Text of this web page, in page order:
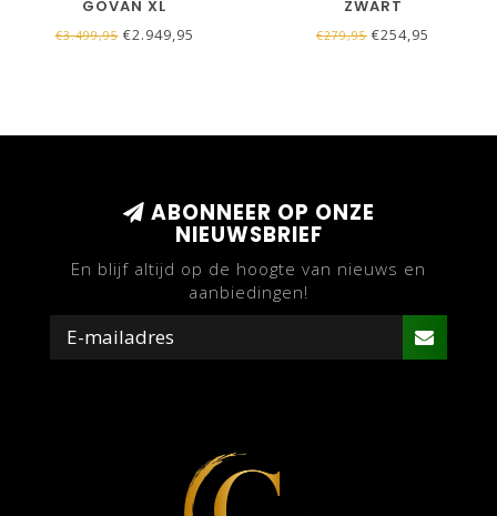
GOVAN XL
€3.499,95€2.949,95
ZWART
€279,95 €254,95
ABONNEER OP ONZE
NIEUWSBRIEF
En blijf altijd op de hoogte van nieuws en
aanbiedingen!